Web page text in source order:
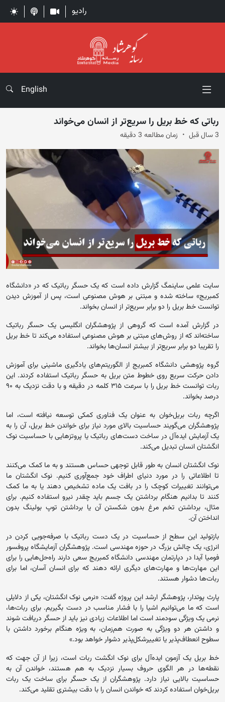
رادیو
English
رباتی که خط بریل را سریع‌تر از انسان می‌خواند
3 سال قبل زمان مطالعه 3 دقیقه
سایت علمی ساینمگ گزارش داده است که یک حسگر رباتیک که در «دانشگاه
کمبریج» ساخته شده و مبتنی بر هوش مصنوعی است، پس از آموزش دیدن
توانست خط بریل را دو برابر سریع‌تر از انسان بخواند.
در گزارش آمده است که گروهی از پژوهشگران انگلیسی یک حسگر رباتیک
ساخته‌اند که از روش‌های مبتنی بر هوش مصنوعی استفاده می‌کند تا خط بریل
را تقریبا دو برابر سریع‌تر از بیشتر انسان‌ها بخواند.
گروه پژوهشی دانشگاه کمبریج از الگوریتم‌های یادگیری ماشینی برای آموزش
دادن حرکت سریع روی خطوط متن بریل به حسگر رباتیک استفاده کردند. این
ربات توانست خط بریل را با سرعت ۳۱۵ کلمه در دقیقه و با دقت نزدیک به ۹۰
درصد بخواند.
اگرچه ربات بریل‌خوان به عنوان یک فناوری کمکی توسعه نیافته است، اما
پژوهشگران می‌گویند حساسیت بالای مورد نیاز برای خواندن خط بریل، آن را به
یک آزمایش ایده‌آل در ساخت دست‌های رباتیک یا پروتزهایی با حساسیت نوک
انگشتان انسان تبدیل می‌کند.
نوک انگشتان انسان به طور قابل توجهی حساس هستند و به ما کمک می‌کنند
تا اطلاعاتی را در مورد دنیای اطراف خود جمع‌آوری کنیم. نوک انگشتان ما
می‌توانند تغییرات کوچک را در بافت یک ماده تشخیص دهند یا به ما کمک
کنند تا بدانیم هنگام برداشتن یک جسم باید چقدر نیرو استفاده کنیم. برای
مثال، برداشتن تخم‌ مرغ بدون شکستن آن یا برداشتن توپ بولینگ بدون
انداختن آن.
بازتولید این سطح از حساسیت در یک دست رباتیک با صرفه‌جویی کردن در
انرژی، یک چالش بزرگ در حوزه مهندسی است. پژوهشگران آزمایشگاه پروفسور
فومیا آیدا در دپارتمان مهندسی دانشگاه کمبریج سعی دارند راه‌حل‌هایی را برای
این مهارت‌ها و مهارت‌های دیگری ارائه دهند که برای انسان آسان، اما برای
ربات‌ها دشوار هستند.
پارث پوتدار، پژوهشگر ارشد این پروژه گفت: «نرمی نوک انگشتان، یکی از دلایلی
است که ما می‌توانیم اشیا را با فشار مناسب در دست بگیریم. برای ربات‌ها،
نرمی یک ویژگی سودمند است اما اطلاعات زیادی نیز باید از حسگر دریافت شوند
و داشتن هر دو ویژگی به صورت هم‌زمان، به ویژه هنگام برخورد داشتن با
سطوح انعطاف‌پذیر یا تغییرشکل‌پذیر دشوار خواهد بود.»
خط بریل یک آزمون ایده‌آل برای نوک انگشت ربات است، زیرا از آن جهت که
نقطه‌ها در هر الگوی حروف بسیار نزدیک به هم هستند، خواندن آن به
حساسیت بالایی نیاز دارد. پژوهشگران از یک حسگر برای ساخت یک ربات
بریل‌خوان استفاده کردند که خواندن انسان را با دقت بیشتری تقلید می‌کند.